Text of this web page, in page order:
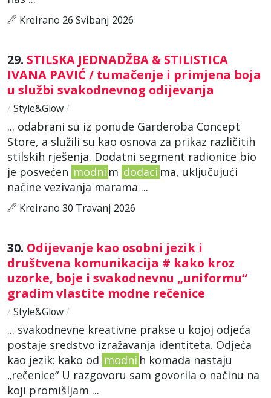
Kreirano 26 Svibanj 2026
29. STILSKA JEDNADŽBA & STILISTICA
IVANA PAVIĆ / tumačenje i primjena boja
u službi svakodnevnog odijevanja
/ Style&Glow/
... odabrani su iz ponude Garderoba Concept
Store, a služili su kao osnova za prikaz različitih
stilskih rješenja. Dodatni segment radionice bio
je posvećen modni m dodaci ma, uključujući
načine vezivanja marama ...
Kreirano 30 Travanj 2026
30. Odijevanje kao osobni jezik i
društvena komunikacija # kako kroz
uzorke, boje i svakodnevnu „uniformu“
gradim vlastite modne rečenice
/ Style&Glow/
... svakodnevne kreativne prakse u kojoj odjeća
postaje sredstvo izražavanja identiteta. Odjeća
kao jezik: kako od modni h komada nastaju
„rečenice“ U razgovoru sam govorila o načinu na
koji promišljam ...